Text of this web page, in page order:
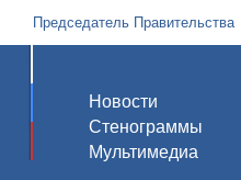
Председатель Правительства
Новости
Стенограммы
Мультимедиа